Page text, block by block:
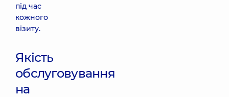
під час
кожного
візиту.
Якість
обслуговування
на